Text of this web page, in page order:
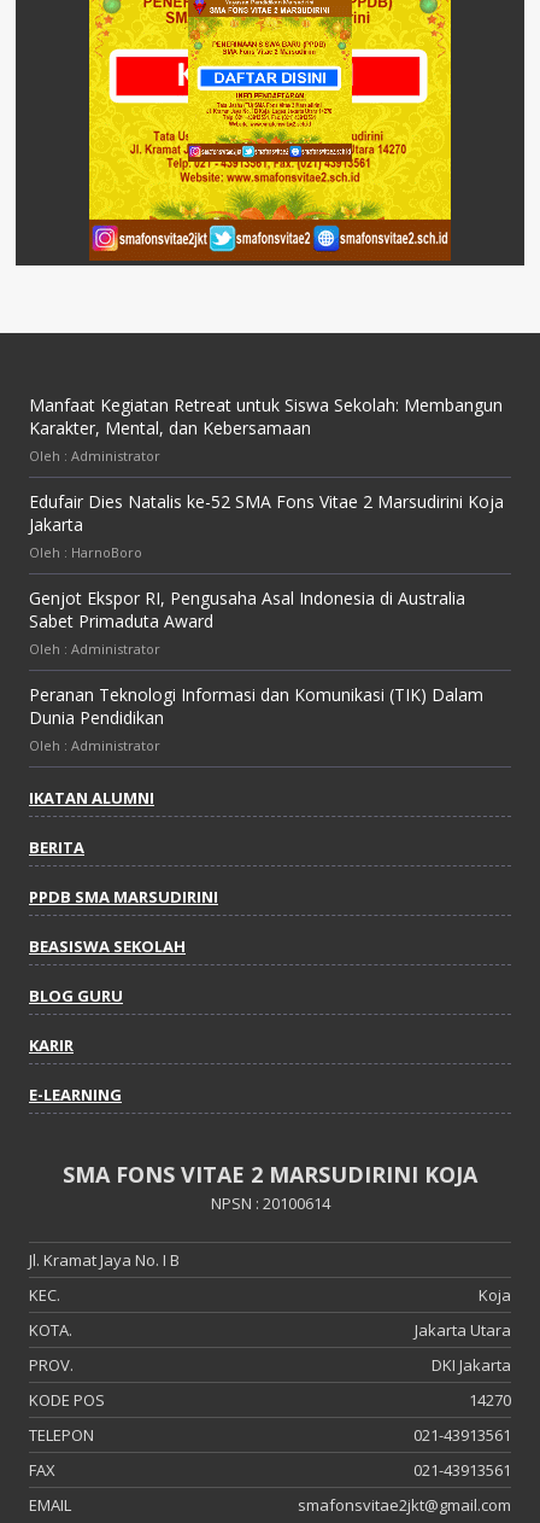
Manfaat Kegiatan Retreat untuk Siswa Sekolah: Membangun
Karakter, Mental, dan Kebersamaan
Oleh : Administrator
Edufair Dies Natalis ke-52 SMA Fons Vitae 2 Marsudirini Koja
Jakarta
Oleh : HarnoBoro
Genjot Ekspor RI, Pengusaha Asal Indonesia di Australia
Sabet Primaduta Award
Oleh : Administrator
Peranan Teknologi Informasi dan Komunikasi (TIK) Dalam
Dunia Pendidikan
Oleh : Administrator
IKATAN ALUMNI
BERITA
PPDB SMA MARSUDIRINI
BEASISWA SEKOLAH
BLOG GURU
KARIR
E-LEARNING
SMA FONS VITAE 2 MARSUDIRINI KOJA
NPSN : 20100614
Jl. Kramat Jaya No. I B
KEC.
Koja
KOTA.
Jakarta Utara
PROV.
DKI Jakarta
KODE POS
14270
TELEPON
021-43913561
FAX
021-43913561
EMAIL
smafonsvitae2jkt@gmail.com